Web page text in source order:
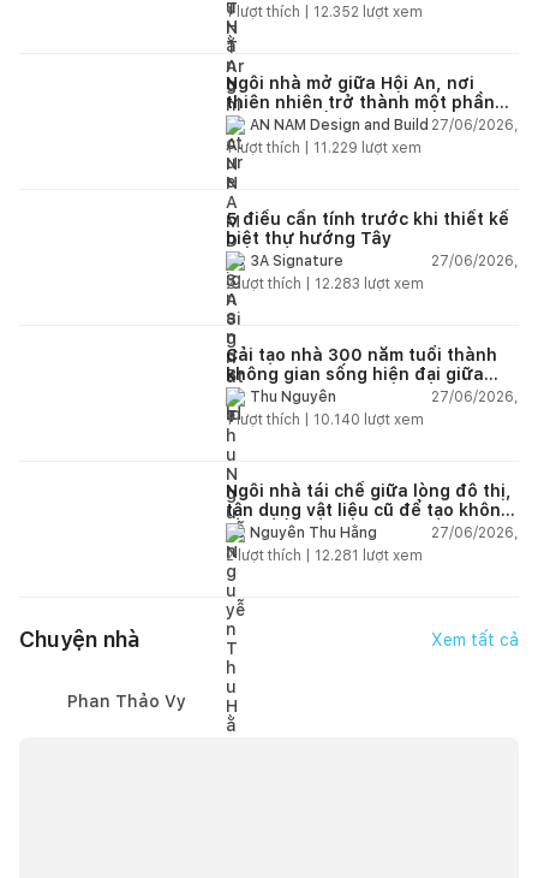
1lượt thích | 12.352 lượt xem
Ngôi nhà mở giữa Hội An, nơi
thiên nhiên trở thành một phần
của cuộc sống
AN NAM Design and Build 27/06/2026,
1lượt thích | 11.229 lượt xem
5 điều cần tính trước khi thiết kế
biệt thự hướng Tây
3A Signature
27/06/2026,
2lượt thích | 12.283 lượt xem
Cải tạo nhà 300 năm tuổi thành
không gian sống hiện đại giữa
thiên nhiên
Thu Nguyễn
27/06/2026,
1lượt thích | 10.140 lượt xem
Ngôi nhà tái chế giữa lòng đô thị,
tận dụng vật liệu cũ để tạo không
gian sống linh hoạt
Nguyễn Thu Hằng
27/06/2026,
2lượt thích | 12.281 lượt xem
Chuyện nhà Xem tất cả
Phan Thảo Vy